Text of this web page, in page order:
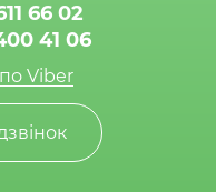
66 02
41 06
Viber